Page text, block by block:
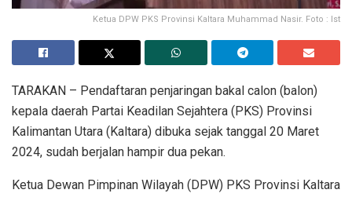
Ketua DPW PKS Provinsi Kaltara Muhammad Nasir. Foto : Ist
TARAKAN – Pendaftaran penjaringan bakal calon (balon)
kepala daerah Partai Keadilan Sejahtera (PKS) Provinsi
Kalimantan Utara (Kaltara) dibuka sejak tanggal 20 Maret
2024, sudah berjalan hampir dua pekan.
Ketua Dewan Pimpinan Wilayah (DPW) PKS Provinsi Kaltara